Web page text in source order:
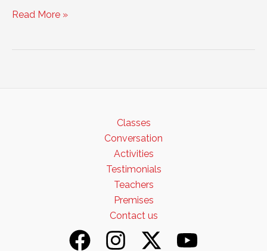
Fechas
Read More »
Classes
Conversation
Activities
Testimonials
Teachers
Premises
Contact us